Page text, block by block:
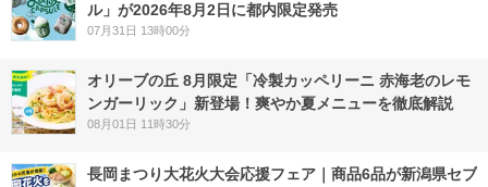
ル」が2026年8月2日に都内限定発売
07月31日 13時00分
オリーブの丘 8月限定「冷製カッペリーニ 赤海老のレモ
ンガーリック」新登場！爽やか夏メニューを徹底解説
08月01日 11時30分
長岡まつり大花火大会応援フェア｜商品6品が新潟県セブ